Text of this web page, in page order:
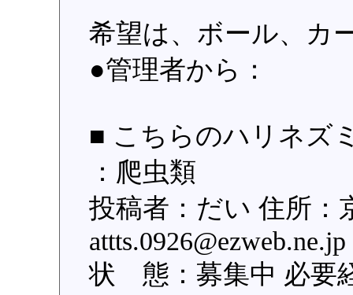
希望は、ボール、カ
●管理者から：
■ こちらのハリネズ
：爬虫類
投稿者：だい 住所：
状 態：募集中 必要